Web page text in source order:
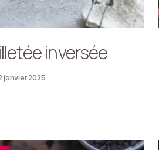
inversée
janvier 2025